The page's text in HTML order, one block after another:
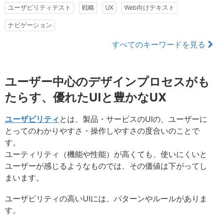
ユーザビリティテスト 戦略 UX Web向けテキスト
ナビゲーション
すべてのキーワードを見る
ユーザー中心のデザインプロセスがも
たらす、優れたUIと豊かなUX
ユーザビリティ とは、製品・サービスのUIの、ユーザーに
とってのわかりやすさ・操作しやすさの度合いのことで
す。
ユーティリティ（機能や性能）が高くても、使いにくいと
ユーザーが感じるようなものでは、その価値は下がってし
まいます。
ユーザビリティの高いUIには、パターンやルールがありま
す。